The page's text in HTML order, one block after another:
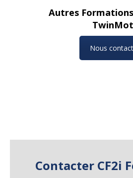
Autres
Nous
Contacter CF2i